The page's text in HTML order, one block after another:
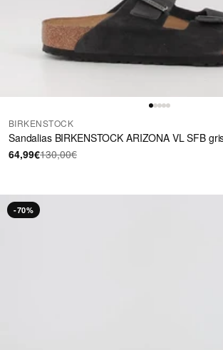
BIRKENSTOCK
Sandalias BIRKENSTOCK ARIZONA VL SFB
64,99€130,00€
-70%